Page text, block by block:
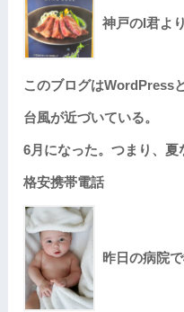
神戸のI君よ
このブログはWordPress
台風が近づいている。
6月になった。つまり、夏
格安携帯電話
昨日の病院